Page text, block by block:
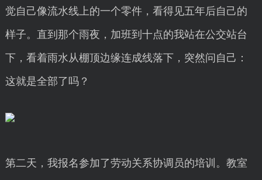
觉自己像流水线上的一个零件，看得见五年后自己的
样子。直到那个雨夜，加班到十点的我站在公交站台
下，看着雨水从棚顶边缘连成线落下，突然问自己：
这就是全部了吗？
第二天，我报名参加了劳动关系协调员的培训。教室